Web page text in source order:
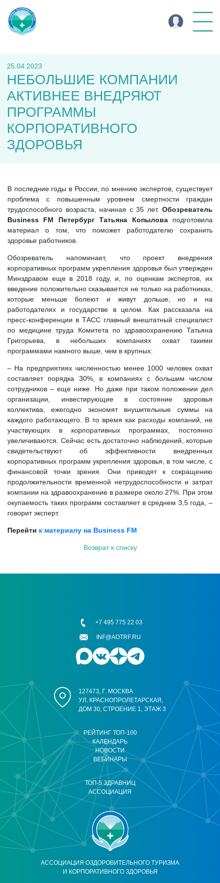
25.04.2023
НЕБОЛЬШИЕ КОМПАНИИ
АКТИВНЕЕ ВНЕДРЯЮТ
ПРОГРАММЫ
КОРПОРАТИВНОГО
ЗДОРОВЬЯ
В последние годы в России, по мнению экспертов, существует
проблема с повышенным уровнем смертности граждан
трудоспособного возраста, начиная с 35 лет. Обозреватель
Business FM Петербург Татьяна Копылова подготовила
материал о том, что поможет работодателю сохранить
здоровье работников.
Обозреватель напоминает, что проект внедрения
корпоративных программ укрепления здоровья был утвержден
Минздравом еще в 2018 году, и, по оценкам экспертов, их
введение положительно сказывается не только на работниках,
которые меньше болеют и живут дольше, но и на
работодателях и государстве в целом. Как рассказала на
пресс-конференции в ТАСС главный внештатный специалист
по медицине труда Комитета по здравоохранению Татьяна
Григорьева, в небольших компаниях охват такими
программами намного выше, чем в крупных:
– На предприятиях численностью менее 1000 человек охват
составляет порядка 30%, в компаниях с большим числом
сотрудников – еще ниже. Но даже при таком положении дел
организации, инвестирующие в состояние здоровья
коллектива, ежегодно экономят внушительные суммы на
каждого работающего. В то время как расходы компаний, не
участвующих в корпоративных программах, постоянно
увеличиваются. Сейчас есть достаточно наблюдений, которые
свидетельствуют об эффективности внедренных
корпоративных программ укрепления здоровья, в том числе, с
финансовой точки зрения. Они приводят к сокращению
продолжительности временной нетрудоспособности и затрат
компании на здравоохранение в размере около 27%. При этом
окупаемость таких программ составляет в среднем 3,5 года, –
говорит эксперт.
Перейти к материалу на Business FM
Возврат к списку
АССОЦИАЦИЯ ОЗДОРОВИТЕЛЬНОГО ТУРИЗМА
И КОРПОРАТИВНОГО ЗДОРОВЬЯ
РЕЙТИНГ ТОП-100
КАЛЕНДАРЬ
НОВОСТИ
ВЕБИНАРЫ
ТОП-5 ЗДРАВНИЦ
АССОЦИАЦИЯ
127473, Г. МОСКВА
УЛ. КРАСНОПРОЛЕТАРСКАЯ,
ДОМ 30, СТРОЕНИЕ 1, ЭТАЖ 3
+7 495 775 22 03
INF@AOTRF.RU